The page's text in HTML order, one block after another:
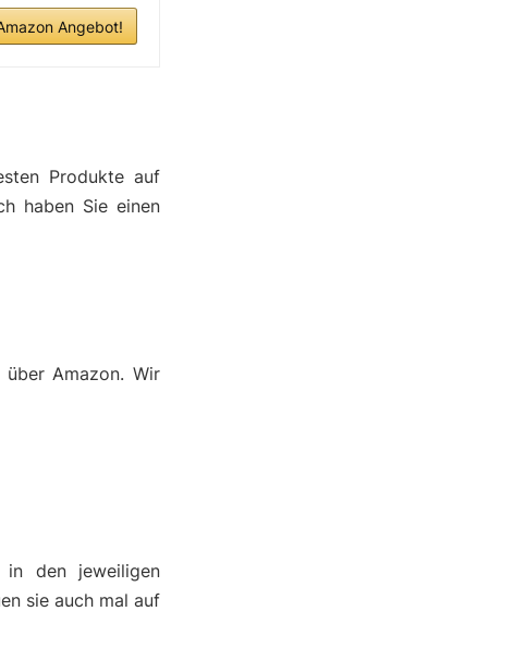
Angebot!
Produkte auf
haben Sie einen
Amazon. Wir
den jeweiligen
sie auch mal auf